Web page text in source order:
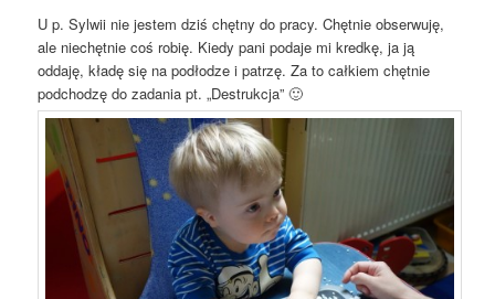
U p. Sylwii nie jestem dziś chętny do pracy. Chętnie obserwuję,
ale niechętnie coś robię. Kiedy pani podaje mi kredkę, ja ją
oddaję, kładę się na podłodze i patrzę. Za to całkiem chętnie
podchodzę do zadania pt. „Destrukcja” 🙂